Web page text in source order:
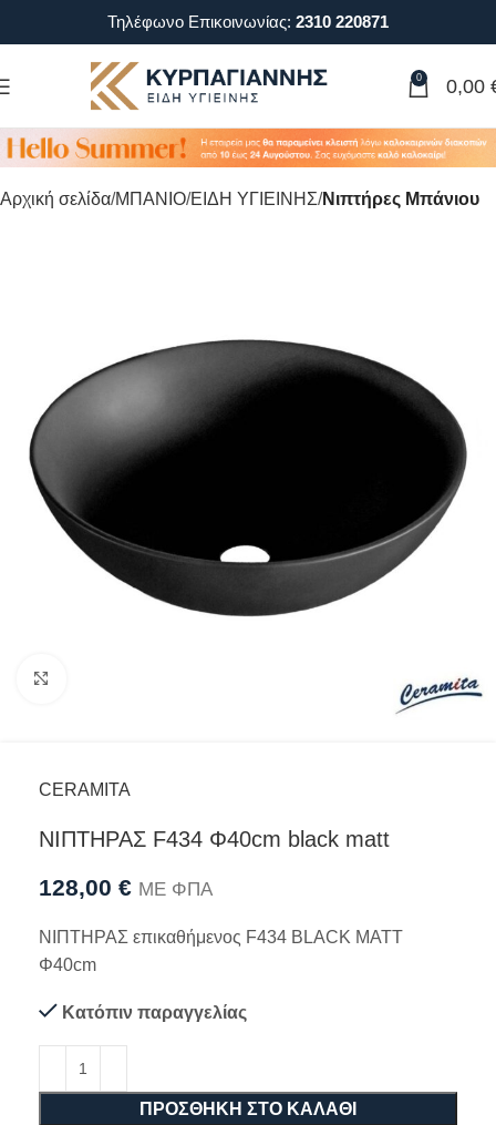
Τηλέφωνο Επικοινωνίας: 2310 220871
0 0,00
Αρχική σελίδα ΜΠΑΝΙΟ ΕΙΔΗ ΥΓΙΕΙΝΗΣ Νιπτήρες Μπάνιου
CERAMITA
ΝΙΠΤΗΡΑΣ F434 Φ40cm black matt
128,00 € ΜΕ ΦΠΑ
ΝΙΠΤΗΡΑΣ επικαθήμενος F434 BLACK MATT
Φ40cm
Κατόπιν παραγγελίας
ΠΡΟΣΘΉΚΗ ΣΤΟ ΚΑΛΆΘΙ